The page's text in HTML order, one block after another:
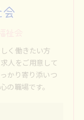
祉会
く働きたい方
人をご用意して
かり寄り添いつ
の職場です。